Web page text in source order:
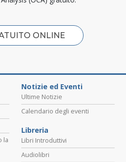
ONLINE
la
Notizie ed Eventi
Ultime Notizie
Calendario degli eventi
Libreria
Libri Introduttivi
Audiolibri